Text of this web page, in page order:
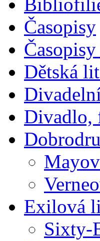
Časopisy
Dětská
Divadlo,
Exilová
Sixty-